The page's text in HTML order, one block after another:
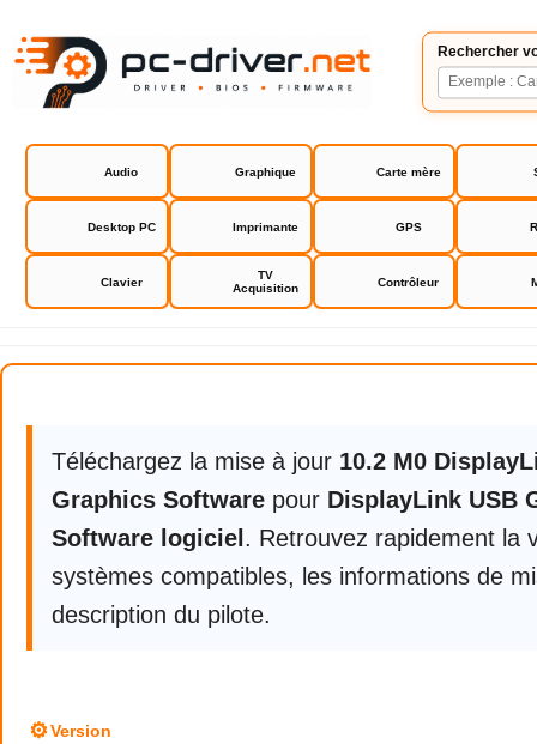
Rechercher
Audio Graphique Carte mère
Desktop PC Imprimante GPS
Clavier
TV
Acquisition
Contrôleur
DisplayLink USB Graphics
Téléchargez la mise à jour 10.2 M0
Graphics Software pour DisplayLink USB
Software logiciel . Retrouvez rapidement la
systèmes compatibles, les informations de
description du pilote.
⚙Version